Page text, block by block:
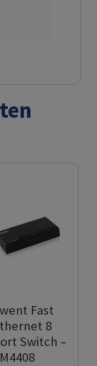
Fast
8
Switch –